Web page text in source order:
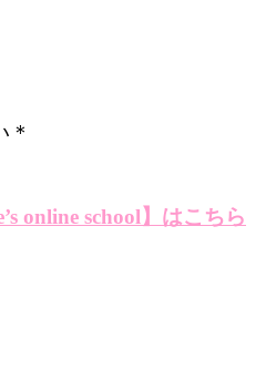
＊
online school】はこちら